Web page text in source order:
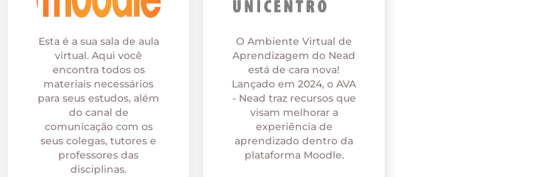
Esta é a sua sala de aula
virtual. Aqui você
encontra todos os
materiais necessários
para seus estudos, além
do canal de
comunicação com os
seus colegas, tutores e
professores das
disciplinas.
O Ambiente Virtual de
Aprendizagem do Nead
está de cara nova!
Lançado em 2024, o AVA
- Nead traz recursos que
visam melhorar a
experiência de
aprendizado dentro da
plataforma Moodle.